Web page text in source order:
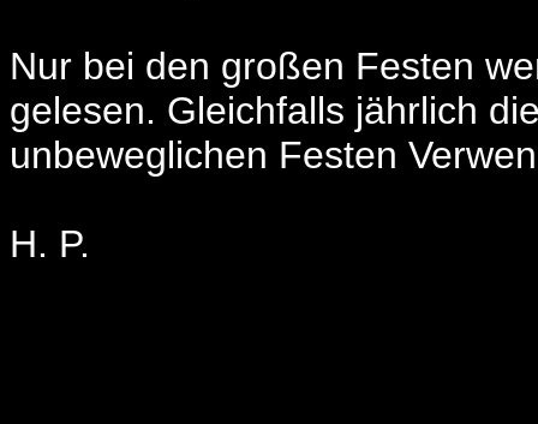
Nur bei den großen Festen
gelesen. Gleichfalls jährlich
unbeweglichen Festen
H. P.